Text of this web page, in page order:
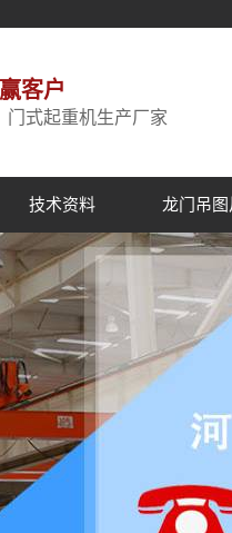
客户
门式起重机生产厂家
技术资料 龙门吊图